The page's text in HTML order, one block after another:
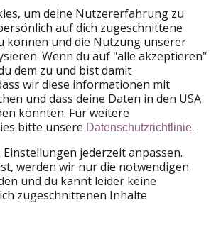
Teil der HolidayPirates Group
HolidayPirates
WakacyjniPiraci
Ferienpiraten
ViajerosPiratas
Group
Rechtliches
um deine Nutzererfahrung zu
auf dich zugeschnittene
können und die Nutzung unserer
Wenn du auf "alle akzeptieren"
dem zu und bist damit
wir diese informationen mit
und dass deine Daten in den USA
könnten. Für weitere
bitte unsere Datenschutzrichtlinie.
jederzeit anpassen.
werden wir nur die notwendigen
und du kannt leider keine
zugeschnittenen Inhalte